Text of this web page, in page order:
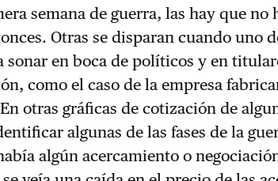
semana de guerra, las hay que no
Otras se disparan cuando uno
sonar en boca de políticos y en
como el caso de la empresa
otras gráficas de cotización de
algunas de las fases de la
algún acercamiento o